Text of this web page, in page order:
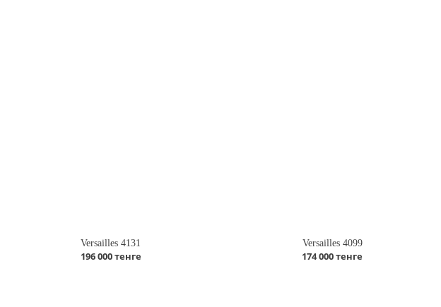
Versailles 4131
196 000 тенге
Versailles 4099
174 000 тенге